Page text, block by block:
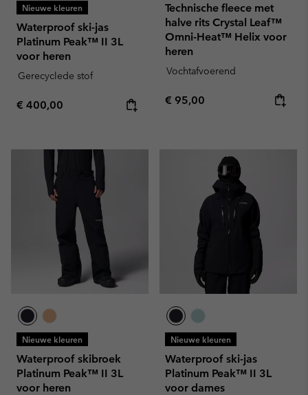
Nieuwe kleuren
Waterproof ski-jas
Platinum Peak™ II 3L
voor heren
Gerecyclede stof
Regular price:
€ 400,00
Technische fleece met
halve rits Crystal Leaf™
Omni-Heat™ Helix voor
heren
Vochtafvoerend
Regular price:
€ 95,00
Nieuwe kleuren
Waterproof skibroek
Platinum Peak™ II 3L
voor heren
Nieuwe kleuren
Waterproof ski-jas
Platinum Peak™ II 3L
voor dames